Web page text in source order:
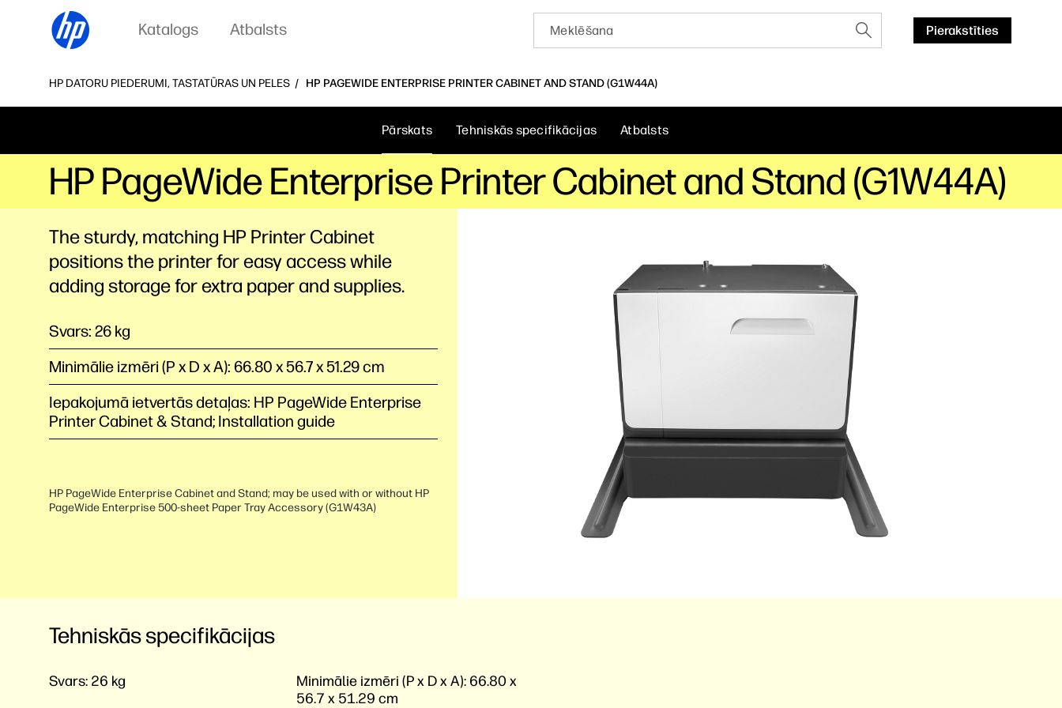
Katalogs Atbalsts Pierakstīties
HP DATORU PIEDERUMI, TASTATŪRAS UN PELES HP PAGEWIDE ENTERPRISE PRINTER CABINET AND STAND (G1W44A)
Pārskats Tehniskās specifikācijas Atbalsts
HP PageWide Enterprise Printer Cabinet and Stand (G1W44A)
The sturdy, matching HP Printer Cabinet
positions the printer for easy access while
adding storage for extra paper and supplies.
Svars: 26 kg
Minimālie izmēri (P x D x A): 66.80 x 56.7 x 51.29 cm
Iepakojumā ietvertās detaļas: HP PageWide Enterprise
Printer Cabinet & Stand; Installation guide
HP PageWide Enterprise Cabinet and Stand; may be used with or without HP
PageWide Enterprise 500-sheet Paper Tray Accessory (G1W43A)
Tehniskās specifikācijas
Svars: 26 kg Minimālie izmēri (P x D x A): 66.80 x
56.7 x 51.29 cm